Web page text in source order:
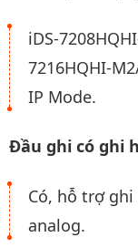
iDS-
7216HQHI-
IP Mode.
Đầu ghi có ghi
Có, hỗ trợ
analog.